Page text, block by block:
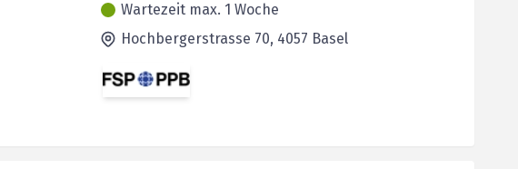
Wartezeit max. 1 Woche
Hochbergerstrasse 70, 4057 Basel